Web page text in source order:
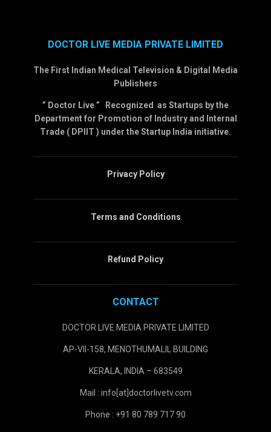
DOCTOR LIVE MEDIA PRIVATE LIMITED
The First Indian Medical Television & Digital Media
Publishers
” Doctor Live ” Recognized as Startups by the
Department for Promotion of Industry and Internal
Trade ( DPIIT ) under the Startup India initiative.
Privacy Policy
Terms and Conditions
Refund Policy
CONTACT
DOCTOR LIVE MEDIA PRIVATE LIMITED
AP-VII-158, MENOTHUMALIL BUILDING
KERALA, INDIA – 683549
Mail : info[at]doctorlivetv.com
Phone : +91 80 789 717 90